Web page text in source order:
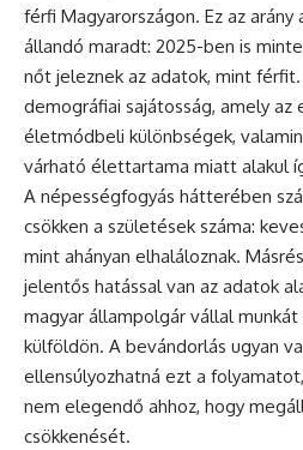
férfi Magyarországon. Ez az
állandó maradt: 2025-ben is
nőt jeleznek az adatok, mint
demográfiai sajátosság, amely az
életmódbeli különbségek,
várható élettartama miatt alakul
A népességfogyás hátterében
csökken a születések száma:
mint ahányan elhaláloznak.
jelentős hatással van az adatok
magyar állampolgár vállal
külföldön. A bevándorlás ugyan
ellensúlyozhatná ezt a
nem elegendő ahhoz, hogy
csökkenését.